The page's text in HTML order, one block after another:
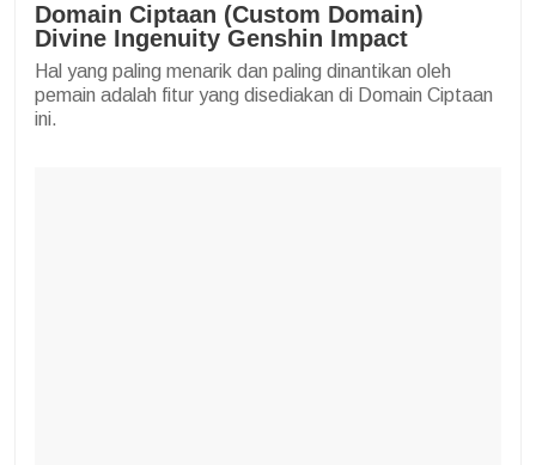
Domain Ciptaan (Custom Domain)
Divine Ingenuity Genshin Impact
Hal yang paling menarik dan paling dinantikan oleh
pemain adalah fitur yang disediakan di Domain Ciptaan
ini.